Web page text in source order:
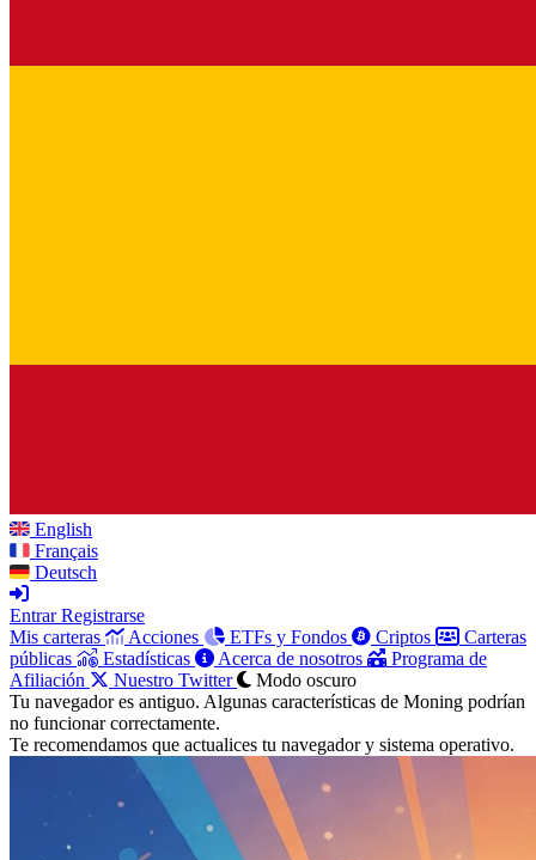
English
Français
Deutsch
Entrar Registrarse
Mis carteras
Acciones ETFs y Fondos Criptos
Carteras
públicas
Estadísticas Acerca de nosotros
Programa de
Afiliación
Nuestro Twitter
Modo oscuro
Tu navegador es antiguo. Algunas características de Moning podrían
no funcionar correctamente.
Te recomendamos que actualices tu navegador y sistema operativo.